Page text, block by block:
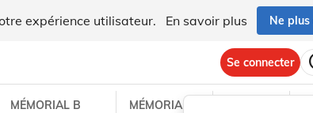
expérience utilisateur. En savoir plus Ne
Se connecter
MÉMORIAL B MÉMORIAL C